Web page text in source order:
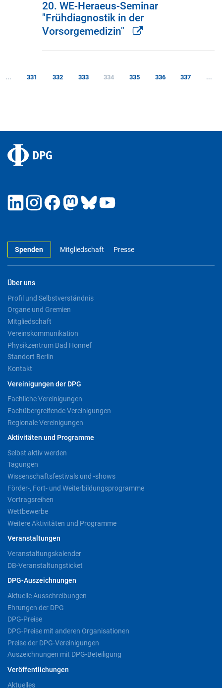
20. WE-Heraeus-Seminar
"Frühdiagnostik in der
Vorsorgemedizin"
... 331 332 333 334 335 336 337 ...
Spenden Mitgliedschaft Presse
Über uns
Profil und Selbstverständnis
Organe und Gremien
Mitgliedschaft
Vereinskommunikation
Physikzentrum Bad Honnef
Standort Berlin
Kontakt
Vereinigungen der DPG
Fachliche Vereinigungen
Fachübergreifende Vereinigungen
Regionale Vereinigungen
Aktivitäten und Programme
Selbst aktiv werden
Tagungen
Wissenschaftsfestivals und -shows
Förder-, Fort- und Weiterbildungsprogramme
Vortragsreihen
Wettbewerbe
Weitere Aktivitäten und Programme
Veranstaltungen
Veranstaltungskalender
DB-Veranstaltungsticket
DPG-Auszeichnungen
Aktuelle Ausschreibungen
Ehrungen der DPG
DPG-Preise
DPG-Preise mit anderen Organisationen
Preise der DPG-Vereinigungen
Auszeichnungen mit DPG-Beteiligung
Veröffentlichungen
Aktuelles